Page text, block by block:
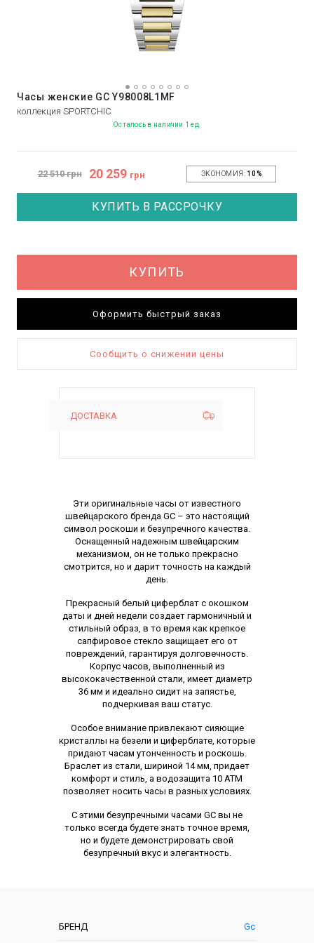
Часы женские GC Y98008L1MF
коллекция SPORTCHIC
Осталось в наличии 1 ед.
22 510 грн 20 259 грн ЭКОНОМИЯ: 10%
КУПИТЬ В РАССРОЧКУ
КУПИТЬ
Оформить быстрый заказ
Сообщить о снижении цены
ДОСТАВКА
БРЕНД Gc
Описание
Эти оригинальные часы от известного
швейцарского бренда GC – это настоящий
символ роскоши и безупречного качества.
Оснащенный надежным швейцарским
механизмом, он не только прекрасно
смотрится, но и дарит точность на каждый
день.
Прекрасный белый циферблат с окошком
даты и дней недели создает гармоничный и
стильный образ, в то время как крепкое
сапфировое стекло защищает его от
повреждений, гарантируя долговечность.
Корпус часов, выполненный из
высококачественной стали, имеет диаметр
36 мм и идеально сидит на запястье,
подчеркивая ваш статус.
Особое внимание привлекают сияющие
кристаллы на безели и циферблате, которые
придают часам утонченность и роскошь.
Браслет из стали, шириной 14 мм, придает
комфорт и стиль, а водозащита 10 ATM
позволяет носить часы в разных условиях.
С этими безупречными часами GC вы не
только всегда будете знать точное время,
но и будете демонстрировать свой
безупречный вкус и элегантность.